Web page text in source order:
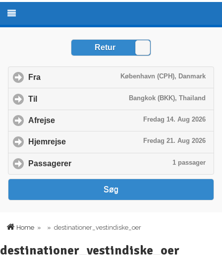
Home » » destinationer_vestindiske_oer
destinationer_vestindiske_oer